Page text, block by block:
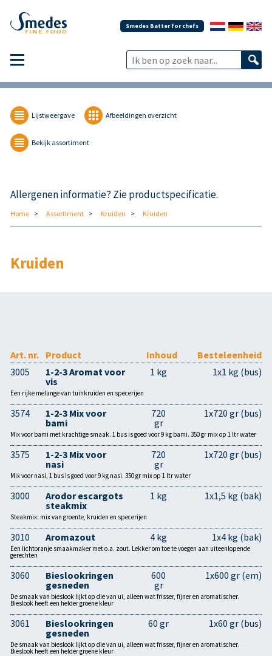
Smedes Batter for chefs
Lijstweergave Afbeeldingen overzicht
Bekijk assortiment
Allergenen informatie? Zie productspecificatie.
Home Assortiment Kruiden Kruiden
Kruiden
Art. nr. Product Inhoud
Besteleenheid
3005
1-2-3 Aromat voor
vis
1 kg 1x1 kg (bus)
Een rijke melange van tuinkruiden en specerijen
3574
1-2-3 Mix voor
bami
720
gr
1x720 gr (bus)
Mix voor bami met krachtige smaak. 1 bus is goed voor 9 kg bami. 350 gr mix op 1 ltr water
3575
1-2-3 Mix voor
nasi
720
gr
1x720 gr (bus)
Mix voor nasi, 1 bus is goed voor 9 kg nasi. 350 gr mix op 1 ltr water
3000
Arodor escargots
steakmix
1 kg 1x1,5 kg (bak)
Steakmix: mix van groente, kruiden en specerijen
3010 Aromazout 4 kg 1x4 kg (bak)
Een lichtoranje smaakmaker met o.a. zout. Lekker om toe te voegen aan uiteenlopende
gerechten
3060
Bieslookringen
gesneden
600
gr
1x600 gr (em)
De smaak van bieslook lijkt op die van ui, alleen wat frisser, fijner en aromatischer.
Bieslook heeft een helder groene kleur
3061
Bieslookringen
gesneden
60 gr 1x60 gr (bus)
De smaak van bieslook lijkt op die van ui, alleen wat frisser, fijner en aromatischer.
Bieslook heeft een helder groene kleur